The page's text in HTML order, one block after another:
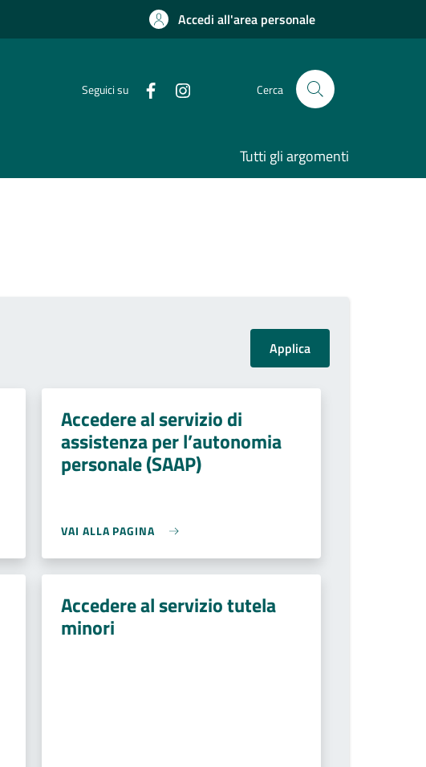
Accedi all'area personale
Seguici su Cerca
Tutti gli argomenti
Accedere al servizio di
assistenza per l’autonomia
personale (SAAP)
VAI ALLA PAGINA
Accedere al servizio tutela
minori